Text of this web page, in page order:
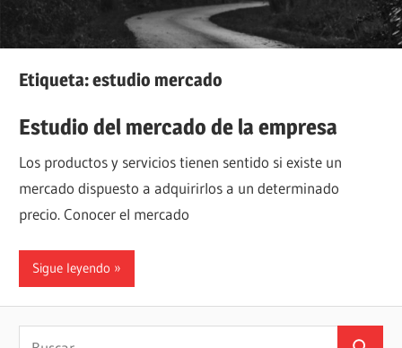
Etiqueta:estudio mercado
Estudio del mercado de la empresa
Los productos y servicios tienen sentido si existe un
mercado dispuesto a adquirirlos a un determinado
precio. Conocer el mercado
Sigue leyendo